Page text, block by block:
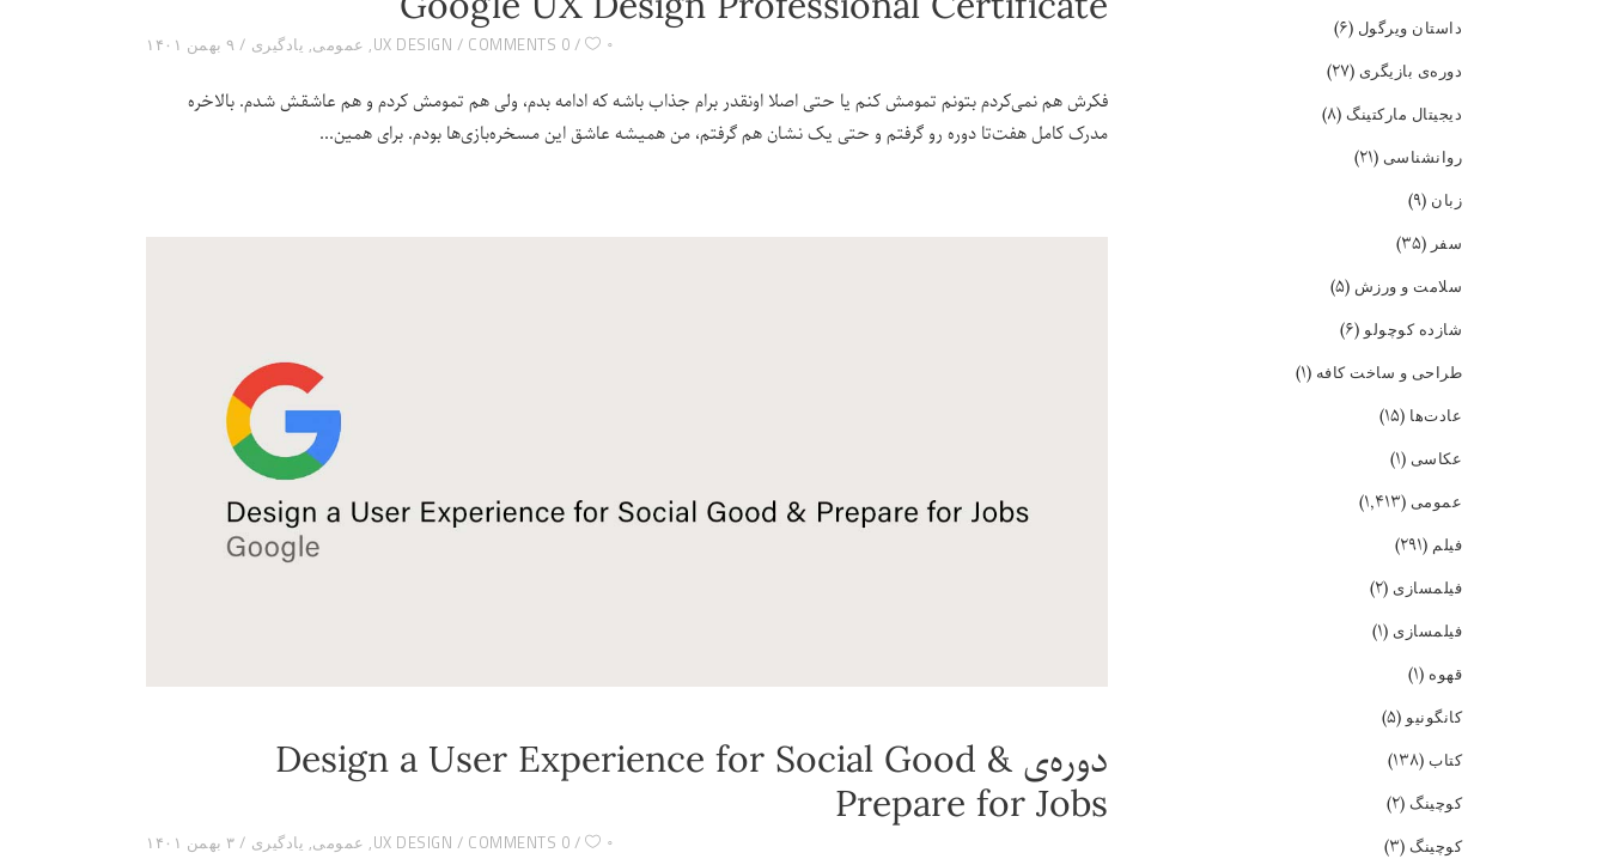
۹ بهمن ۱۴۰۱ UX DESIGN
, عمومی, یادگیری 0 COMMENTS ۰
فکرش هم نمی‌کردم بتونم تمومش کنم یا حتی اصلا اونقدر برام جذاب باشه که ادامه بدم، ولی هم تمومش کردم و هم عاشقش شدم. بالاخره
مدرک کامل هفت‌تا دوره رو گرفتم و حتی یک نشان هم گرفتم، من همیشه عاشق این مسخره‌بازی‌ها بودم. برای همین
دوره‌ی Design a User Experience for Social Good &
Prepare for Jobs
۳ بهمن ۱۴۰۱ UX DESIGN
, عمومی, یادگیری 0 COMMENTS ۰
داستان ویرگول (۶)
دوره‌ی بازیگری (۲۷)
دیجیتال مارکتینگ (۸)
روانشناسی (۲۱)
زبان (۹)
سفر(۳۵)
سلامت و ورزش (۵)
شازده کوچولو(۶)
طراحی و ساخت کافه (۱)
عادت‌ها (۱۵)
عکاسی (۱)
عمومی (۱,۴۱۳)
فیلم (۲۹۱)
فیلمسازی (۲)
فیلمسازی (۱)
قهوه (۱)
کانگونیو(۵)
کتاب (۱۳۸)
کوچینگ (۲)
کوچینگ (۳)